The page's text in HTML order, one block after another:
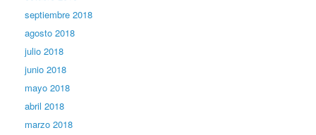
septiembre 2018
agosto 2018
julio 2018
junio 2018
mayo 2018
abril 2018
marzo 2018